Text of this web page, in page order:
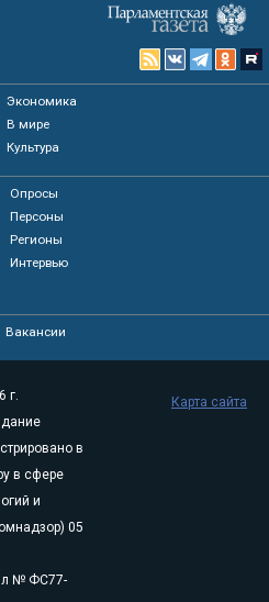
Экономика
В мире
Культура
Опросы
Персоны
Регионы
Интервью
Вакансии
г.
в
в сфере
и
05
№ ФС77-
Карта сайта